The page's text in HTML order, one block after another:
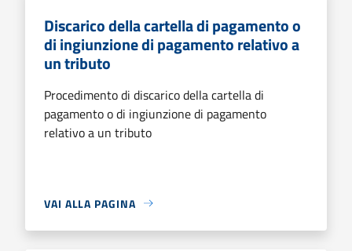
Discarico della cartella di pagamento o
di ingiunzione di pagamento relativo a
un tributo
Procedimento di discarico della cartella di
pagamento o di ingiunzione di pagamento
relativo a un tributo
VAI ALLA PAGINA